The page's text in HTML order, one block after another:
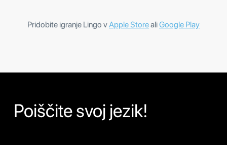
Pridobite igranje Lingo vApple StorealiGoogle Play
Poiščite svoj jezik!